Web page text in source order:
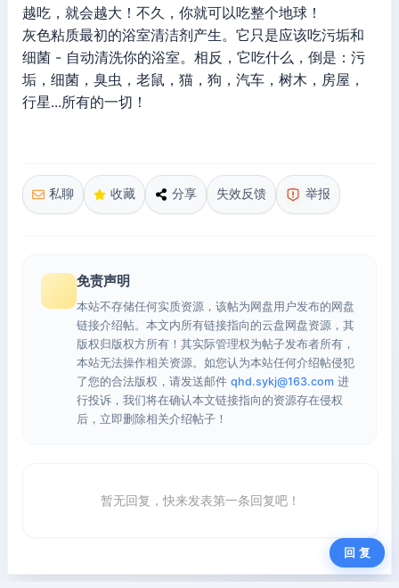
越吃，就会越大！不久，你就可以吃整个地球！
灰色粘质最初的浴室清洁剂产生。它只是应该吃污垢和
细菌 - 自动清洗你的浴室。相反，它吃什么，倒是：污
垢，细菌，臭虫，老鼠，猫，狗，汽车，树木，房屋，
行星...所有的一切！
私聊 收藏 分享 失效反馈 举报
免责声明
本站不存储任何实质资源，该帖为网盘用户发布的网盘
链接介绍帖。本文内所有链接指向的云盘网盘资源，其
版权归版权方所有！其实际管理权为帖子发布者所有，
本站无法操作相关资源。如您认为本站任何介绍帖侵犯
了您的合法版权，请发送邮件 qhd.sykj@163.com 进
行投诉，我们将在确认本文链接指向的资源存在侵权
后，立即删除相关介绍帖子！
暂无回复，快来发表第一条回复吧！
回 复